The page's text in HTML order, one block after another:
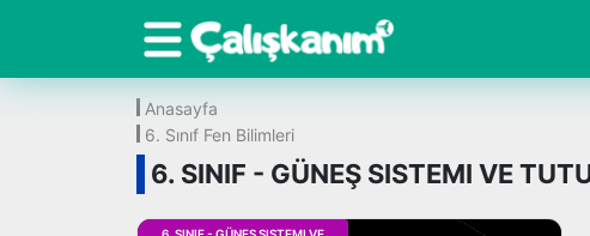
Anasayfa
6. Sınıf Fen Bilimleri
6. SINIF - GÜNEŞ SISTEMI VE